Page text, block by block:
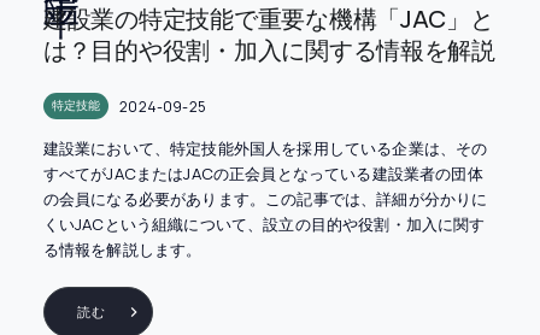
建設業の特定技能で重要な機構「JAC」と
は？目的や役割・加入に関する情報を解説
特定技能 2024-09-25
建設業において、特定技能外国人を採用している企業は、その
すべてがJACまたはJACの正会員となっている建設業者の団体
の会員になる必要があります。この記事では、詳細が分かりに
くいJACという組織について、設立の目的や役割・加入に関す
る情報を解説します。
読む